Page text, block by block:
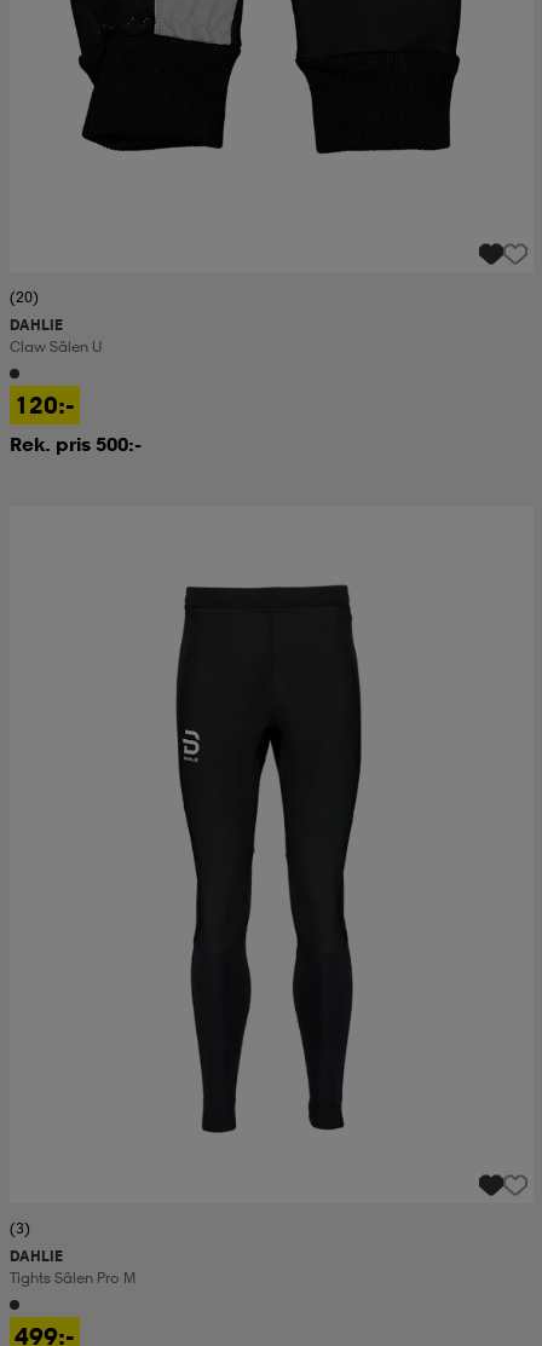
(20)
DAHLIE
Claw Sälen U
120:-
Rek. pris 500:-
(3)
DAHLIE
Tights Sälen Pro M
499:-